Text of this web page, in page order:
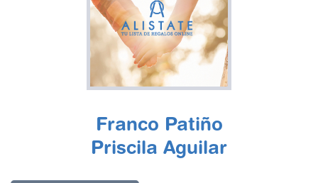
Franco Patiño
Priscila Aguilar